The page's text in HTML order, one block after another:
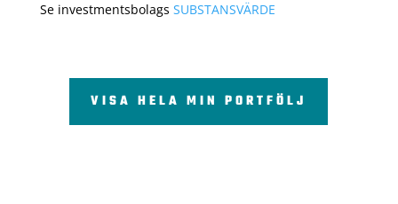
Se investmentsbolags SUBSTANSVÄRDE
VISA HELA MIN PORTFÖLJ